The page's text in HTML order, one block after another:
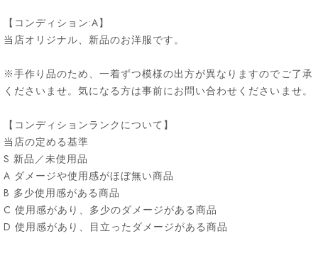
【コンディション:A】
当店オリジナル、新品のお洋服です。
※手作り品のため、一着ずつ模様の出方が異なりますのでご了承
くださいませ。気になる方は事前にお問い合わせくださいませ。
【コンディションランクについて】
当店の定める基準
S 新品／未使用品
A ダメージや使用感がほぼ無い商品
B 多少使用感がある商品
C 使用感があり、多少のダメージがある商品
D 使用感があり、目立ったダメージがある商品